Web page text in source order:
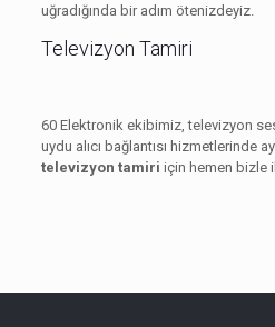
uğradığında bir adım ötenizdeyiz.
Televizyon Tamiri
60 Elektronik ekibimiz, televizyon
uydu alıcı bağlantısı hizmetlerinde
televizyon tamiri için hemen bizle